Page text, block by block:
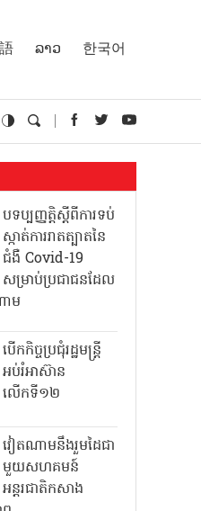
ລາວ 한국어
បទប្បញ្ញត្តិស្តីពីការទប់
ស្កាត់ការរាតត្បាតនៃ
ជំងឺ Covid-19
សម្រាប់ប្រជាជនដែល
ម
បើកកិច្ចប្រជុំរដ្ឋមន្ត្រី
អប់រំអាស៊ាន
លើកទី១២
វៀតណាមនឹងរួមដៃជា
មួយសហគមន៍
អន្តរជាតិកសាង